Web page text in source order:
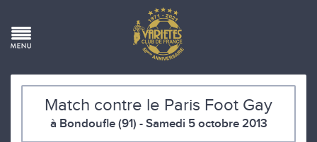
Match contre le Paris Foot Gay
à Bondoufle (91) - Samedi 5 octobre 2013